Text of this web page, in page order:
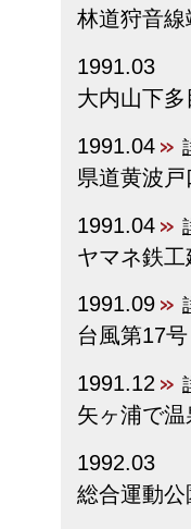
林道狩音線
1991.03
大内山下
1991.04
県道黄波
1991.04
ヤマネ鉄
1991.09
台風第17
1991.12
矢ヶ浦で
1992.03
総合運動